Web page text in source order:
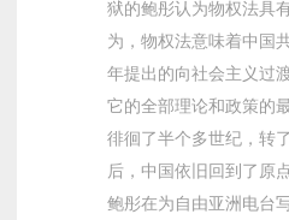
狱的鲍彤认为物权法具
为，物权法意味着中国
年提出的向社会主义过
它的全部理论和政策的
徘徊了半个多世纪，转
后，中国依旧回到了原点
鲍彤在为自由亚洲电台